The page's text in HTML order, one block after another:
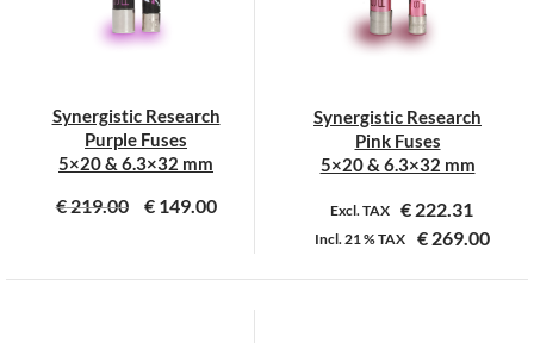
Synergistic Research
Purple Fuses
5×20 & 6.3×32 mm
€219.00 €149.00
Dit
Synergistic Research
Pink Fuses
5×20 & 6.3×32 mm
Excl. TAX € 222.31
Incl.21 %TAX €269.00
Dit